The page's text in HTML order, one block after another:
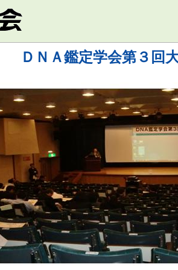
ＤＮＡ鑑定学会第３回